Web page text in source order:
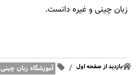
زبان چینی و غیره دانست.
بازدید از صفحه اول / آموزشگاه زبان چینی